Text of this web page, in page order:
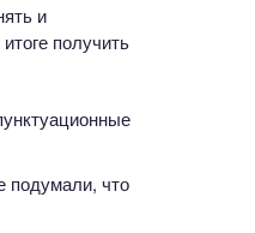
и
получить
подумали, что